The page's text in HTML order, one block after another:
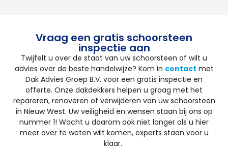
Vraag een gratis schoorsteen
inspectie aan
Twijfelt u over de staat van uw schoorsteen of wilt u
advies over de beste handelwijze? Kom in contact met
Dak Advies Groep B.V. voor een gratis inspectie en
offerte. Onze dakdekkers helpen u graag met het
repareren, renoveren of verwijderen van uw schoorsteen
in Nieuw West. Uw veiligheid en wensen staan bij ons op
nummer 1! Wacht u daarom ook niet langer als u hier
meer over te weten wilt komen, experts staan voor u
klaar.